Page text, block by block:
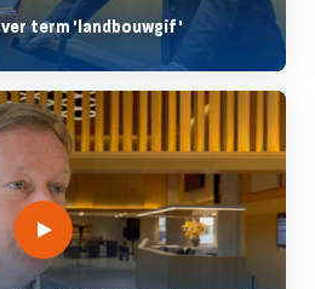
term 'landbouwgif'